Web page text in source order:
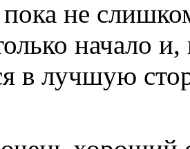
пока не
начало
в лучшую